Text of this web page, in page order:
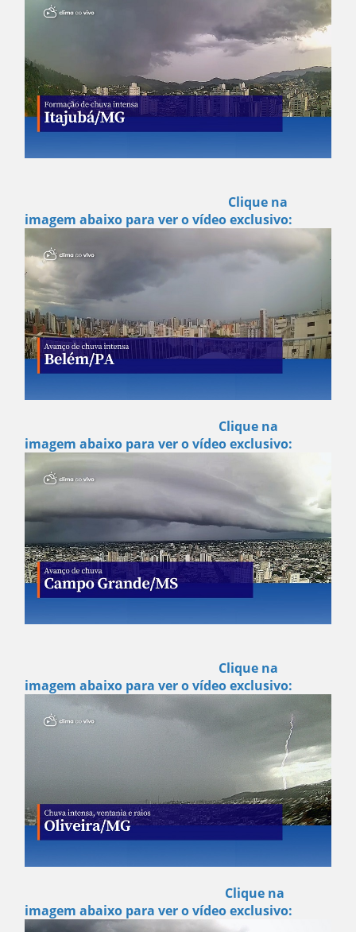
Clique na
imagem abaixo para ver o vídeo exclusivo:
Clique na
imagem abaixo para ver o vídeo exclusivo:
Clique na
imagem abaixo para ver o vídeo exclusivo:
Clique na
imagem abaixo para ver o vídeo exclusivo: